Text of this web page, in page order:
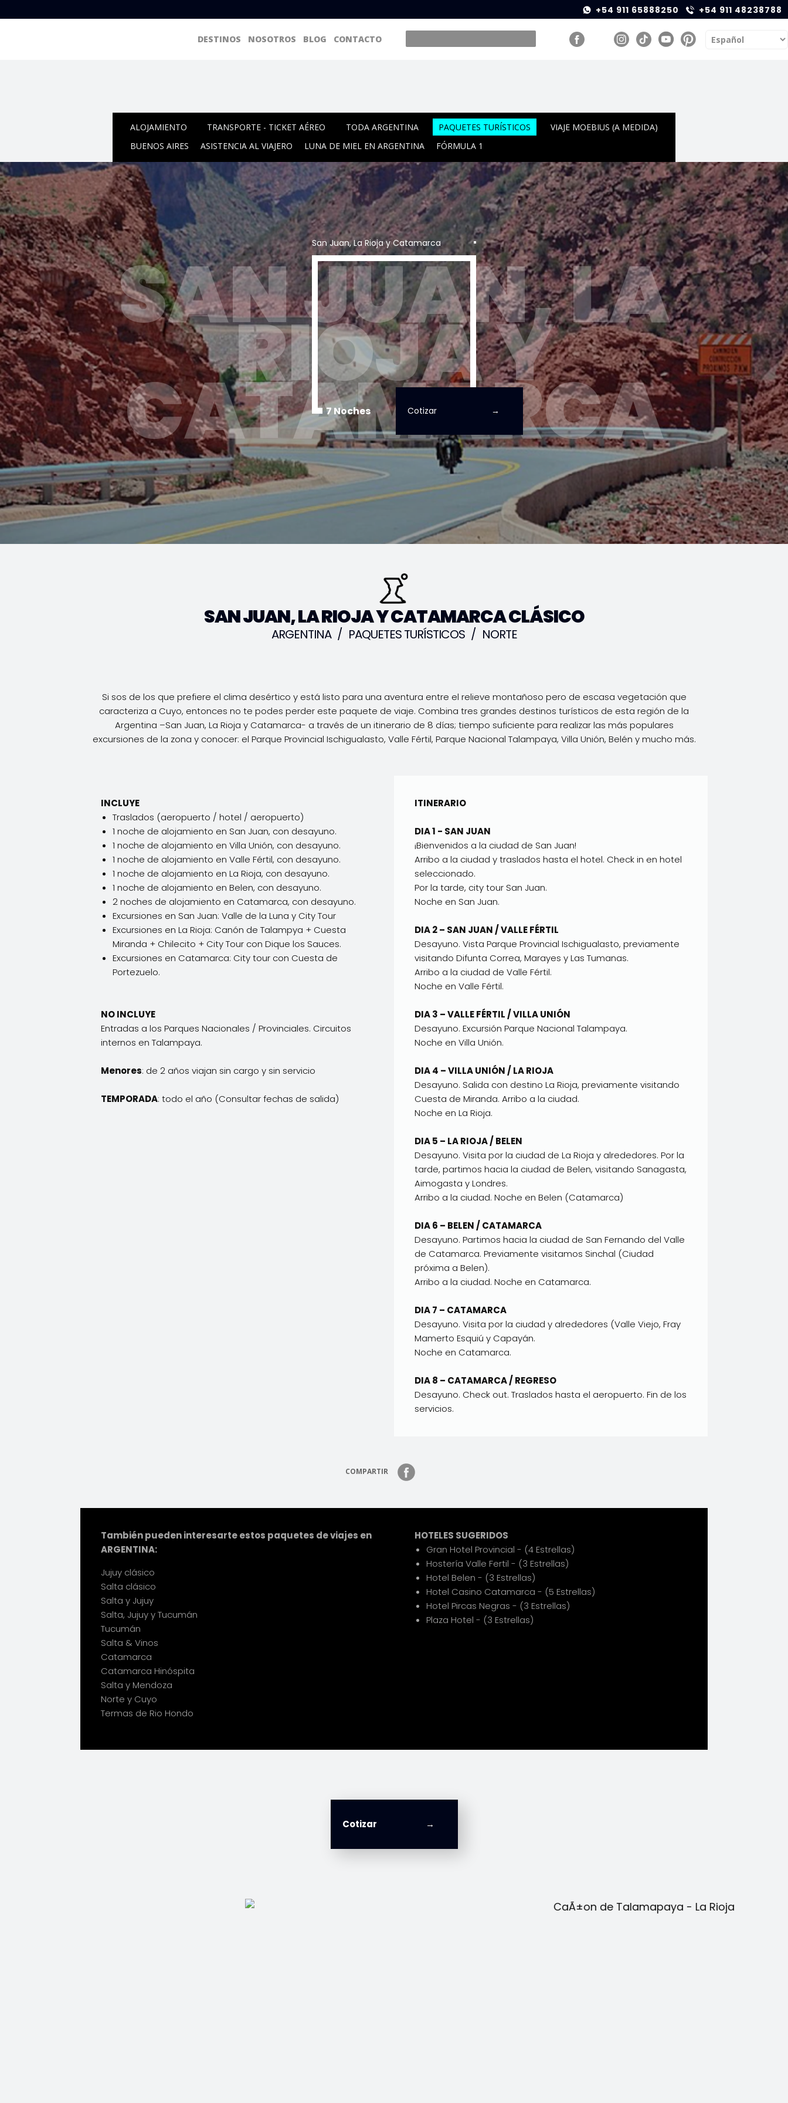
+54 911 65888250 +54 911 48238788
DESTINOS NOSOTROS BLOG CONTACTO
ALOJAMIENTO TRANSPORTE - TICKET AÉREO TODA ARGENTINA PAQUETES TURÍSTICOS
VIAJE MOEBIUS (A MEDIDA)
BUENOS AIRES
ASISTENCIA AL VIAJERO LUNA DE MIEL EN ARGENTINA FÓRMULA 1
SAN JUAN, LA
RIOJA Y
CATAMARCA
San Juan, La Rioja y Catamarca
7 Noches Cotizar
SAN JUAN, LA RIOJA Y CATAMARCA CLÁSICO
ARGENTINA / PAQUETES TURÍSTICOS / NORTE
Si sos de los que prefiere el clima desértico y está listo para una aventura entre el relieve montañoso pero de escasa vegetación que
caracteriza a Cuyo, entonces no te podes perder este paquete de viaje. Combina tres grandes destinos turísticos de esta región de la
Argentina –San Juan, La Rioja y Catamarca- a través de un itinerario de 8 días; tiempo suficiente para realizar las más populares
excursiones de la zona y conocer: el Parque Provincial Ischigualasto, Valle Fértil, Parque Nacional Talampaya, Villa Unión, Belén y mucho más.
INCLUYE
Traslados (aeropuerto / hotel / aeropuerto)
1 noche de alojamiento en San Juan, con desayuno.
1 noche de alojamiento en Villa Unión, con desayuno.
1 noche de alojamiento en Valle Fértil, con desayuno.
1 noche de alojamiento en La Rioja, con desayuno.
1 noche de alojamiento en Belen, con desayuno.
2 noches de alojamiento en Catamarca, con desayuno.
Excursiones en San Juan: Valle de la Luna y City Tour
Excursiones en La Rioja: Canón de Talampya + Cuesta
Miranda + Chilecito + City Tour con Dique los Sauces.
Excursiones en Catamarca: City tour con Cuesta de
Portezuelo.
NO INCLUYE
Entradas a los Parques Nacionales / Provinciales. Circuitos
internos en Talampaya.
Menores: de 2 años viajan sin cargo y sin servicio
TEMPORADA: todo el año (Consultar fechas de salida)
ITINERARIO
DIA 1 - SAN JUAN
¡Bienvenidos a la ciudad de San Juan!
Arribo a la ciudad y traslados hasta el hotel. Check in en hotel
seleccionado.
Por la tarde, city tour San Juan.
Noche en San Juan.
DIA 2 – SAN JUAN / VALLE FÉRTIL
Desayuno. Vista Parque Provincial Ischigualasto, previamente
visitando Difunta Correa, Marayes y Las Tumanas.
Arribo a la ciudad de Valle Fértil.
Noche en Valle Fértil.
DIA 3 – VALLE FÉRTIL / VILLA UNIÓN
Desayuno. Excursión Parque Nacional Talampaya.
Noche en Villa Unión.
DIA 4 – VILLA UNIÓN / LA RIOJA
Desayuno. Salida con destino La Rioja, previamente visitando
Cuesta de Miranda. Arribo a la ciudad.
Noche en La Rioja.
DIA 5 – LA RIOJA / BELEN
Desayuno. Visita por la ciudad de La Rioja y alrededores. Por la
tarde, partimos hacia la ciudad de Belen, visitando Sanagasta,
Aimogasta y Londres.
Arribo a la ciudad. Noche en Belen (Catamarca)
DIA 6 – BELEN / CATAMARCA
Desayuno. Partimos hacia la ciudad de San Fernando del Valle
de Catamarca. Previamente visitamos Sinchal (Ciudad
próxima a Belen).
Arribo a la ciudad. Noche en Catamarca.
DIA 7 – CATAMARCA
Desayuno. Visita por la ciudad y alrededores (Valle Viejo, Fray
Mamerto Esquiú y Capayán.
Noche en Catamarca.
DIA 8 – CATAMARCA / REGRESO
Desayuno. Check out. Traslados hasta el aeropuerto. Fin de los
servicios.
COMPARTIR
También pueden interesarte estos paquetes de viajes en
ARGENTINA:
Jujuy clásico
Salta clásico
Salta y Jujuy
Salta, Jujuy y Tucumán
Tucumán
Salta & Vinos
Catamarca
Catamarca Hinóspita
Salta y Mendoza
Norte y Cuyo
Termas de Rio Hondo
HOTELES SUGERIDOS
Gran Hotel Provincial - (4 Estrellas)
Hostería Valle Fertil - (3 Estrellas)
Hotel Belen - (3 Estrellas)
Hotel Casino Catamarca - (5 Estrellas)
Hotel Pircas Negras - (3 Estrellas)
Plaza Hotel - (3 Estrellas)
Cotizar